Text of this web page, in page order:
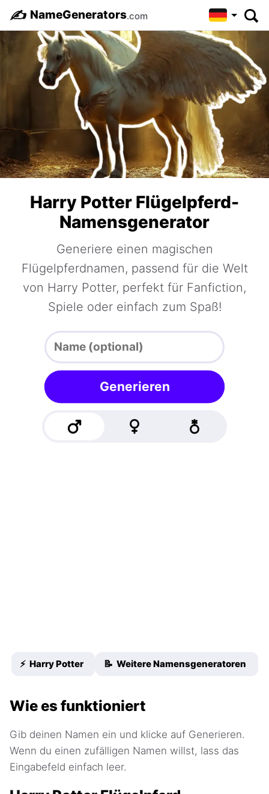
✍️ NameGenerators.com
Harry Potter Flügelpferd-
Namensgenerator
Generiere einen magischen
Flügelpferdnamen, passend für die Welt
von Harry Potter, perfekt für Fanfiction,
Spiele oder einfach zum Spaß!
Generieren
⚡ Harry Potter 📝 Weitere Namensgeneratoren
Wie es funktioniert
Gib deinen Namen ein und klicke auf Generieren.
Wenn du einen zufälligen Namen willst, lass das
Eingabefeld einfach leer.